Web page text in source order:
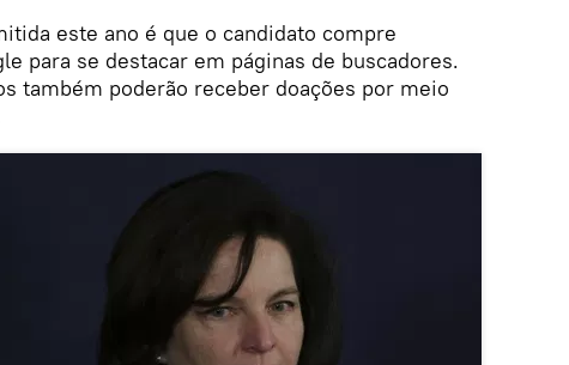
este ano é que o candidato compre
para se destacar em páginas de buscadores.
também poderão receber doações por meio